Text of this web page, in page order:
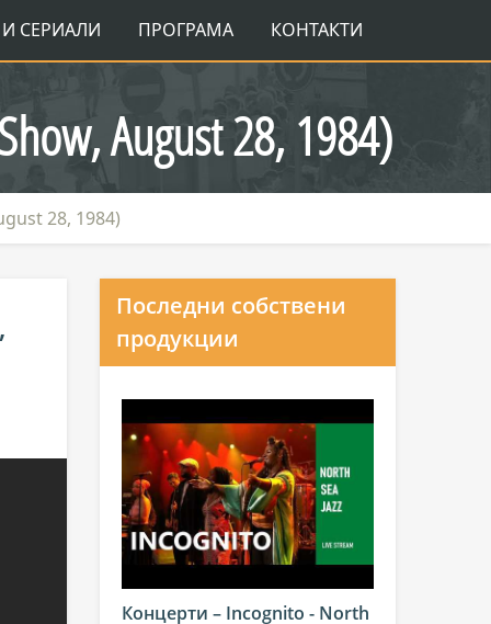
СЕРИАЛИ ПРОГРАМА КОНТАКТИ
August 28, 1984)
28, 1984)
Последни собствени
продукции
Концерти – Incognito - North